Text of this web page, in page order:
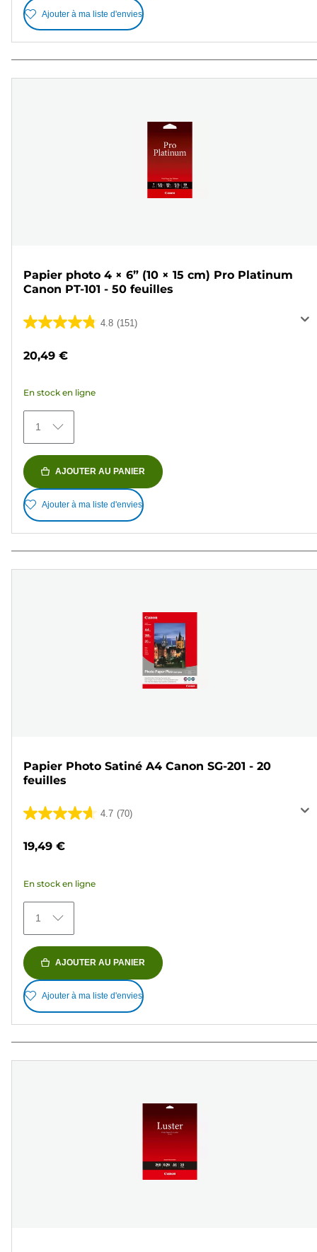
Ajouter à ma liste d'envies
Papier photo 4 × 6” (10 × 15 cm) Pro Platinum
Canon PT-101 - 50 feuilles
4.8 (151)
4.8
5
151
avis
20,49 €
En stock en ligne
1
AJOUTER AU PANIER
Ajouter à ma liste d'envies
Papier Photo Satiné A4 Canon SG-201 - 20
feuilles
4.7 (70)
4.7
70
avis
19,49 €
En stock en ligne
1
AJOUTER AU PANIER
Ajouter à ma liste d'envies